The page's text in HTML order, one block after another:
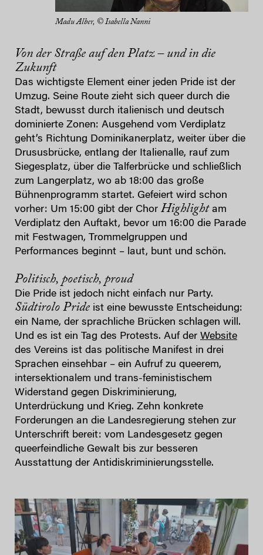
Madu Alber, © Isabella Nanni
Von der Straße auf den Platz – und in die
Zukunft
Das wichtigste Element einer jeden Pride ist der
Umzug. Seine Route zieht sich queer durch die
Stadt, bewusst durch italienisch und deutsch
dominierte Zonen: Ausgehend vom Verdiplatz
geht’s Richtung Dominikanerplatz, weiter über die
Drususbrücke, entlang der Italienalle, rauf zum
Siegesplatz, über die Talferbrücke und schließlich
zum Langerplatz, wo ab 18:00 das große
Bühnenprogramm startet. Gefeiert wird schon
vorher: Um 15:00 gibt der Chor Highlightam
Verdiplatz den Auftakt, bevor um 16:00 die Parade
mit Festwagen, Trommelgruppen und
Performances beginnt – laut, bunt und schön.
Politisch, poetisch, proud
Die Pride ist jedoch nicht einfach nur Party.
Südtirolo Pride ist eine bewusste Entscheidung:
ein Name, der sprachliche Brücken schlagen will.
Und es ist ein Tag des Protests. Auf der Website
des Vereins ist das politische Manifest in drei
Sprachen einsehbar – ein Aufruf zu queerem,
intersektionalem und trans-feministischem
Widerstand gegen Diskriminierung,
Unterdrückung und Krieg. Zehn konkrete
Forderungen an die Landesregierung stehen zur
Unterschrift bereit: vom Landesgesetz gegen
queerfeindliche Gewalt bis zur besseren
Ausstattung der Antidiskriminierungsstelle.